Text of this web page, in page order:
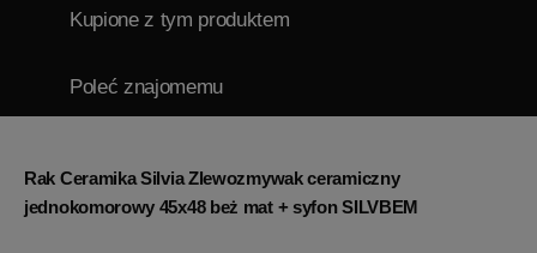
Kupione z tym produktem
Poleć znajomemu
Rak Ceramika Silvia Zlewozmywak ceramiczny
jednokomorowy 45x48 beż mat + syfon SILVBEM